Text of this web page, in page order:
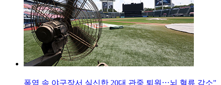
폭염 속 야구장서 실신한 20대 관중 퇴원⋯뇌 혈류 감소"